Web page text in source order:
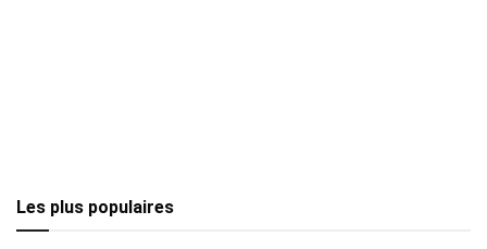
Les plus populaires